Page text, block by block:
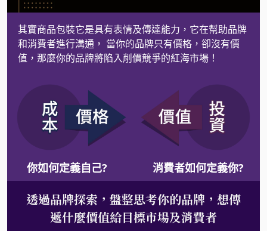
其實商品包裝它是具有表情及傳達能力，它在幫助品牌
和消費者進行溝通， 當你的品牌只有價格，卻沒有價
值，那麼你的品牌將陷入削價競爭的紅海市場！
你如何定義自己? 消費者如何定義你?
透過品牌探索，盤整思考你的品牌，想傳
遞什麼價值給目標市場及消費者